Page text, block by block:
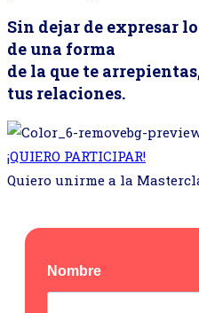
Sin dejar de expresar
de una forma
de la que te
tus relaciones.
¡QUIERO PARTICIPAR!
Quiero unirme a la